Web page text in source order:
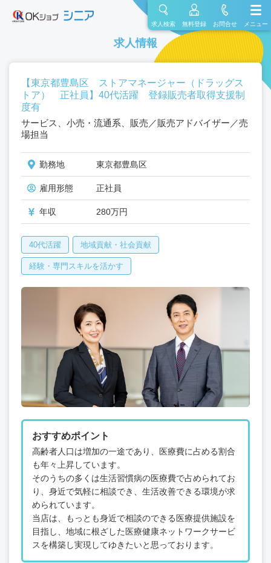
求人検索 無料登録 お問合せ メニュー
求人情報
【東京都豊島区 ストアマネージャー（ドラッグス
トア） 正社員】40代活躍 登録販売者取得支援制
度有
サービス、小売・流通系、販売／販売アドバイザー／売
場担当
勤務地 東京都豊島区
雇用形態 正社員
年収 280万円
40代活躍 地域貢献・社会貢献
経験・専門スキルを活かす
おすすめポイント
高齢者人口は増加の一途であり、医療費に占める割合
も年々上昇しています。
そのうちの多くは生活習慣病の医療費で占められてお
り、身近で気軽に相談でき、生活改善できる環境が求
められています。
当店は、もっとも身近で相談のできる医療提供施設を
目指し、地域に根ざした医療健康ネットワークサービ
スを構築し実現してゆきたいと思っております。